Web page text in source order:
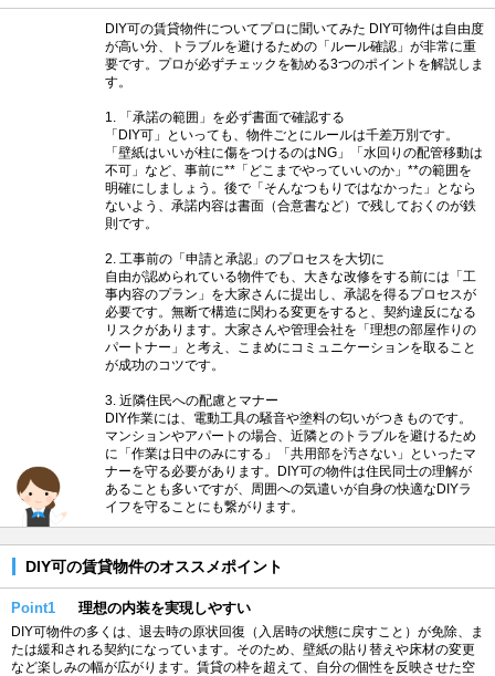
DIY可の賃貸物件についてプロに聞いてみた DIY可物件は自由度
が高い分、トラブルを避けるための「ルール確認」が非常に重
要です。プロが必ずチェックを勧める3つのポイントを解説しま
す。
1. 「承諾の範囲」を必ず書面で確認する
「DIY可」といっても、物件ごとにルールは千差万別です。
「壁紙はいいが柱に傷をつけるのはNG」「水回りの配管移動は
不可」など、事前に**「どこまでやっていいのか」**の範囲を
明確にしましょう。後で「そんなつもりではなかった」となら
ないよう、承諾内容は書面（合意書など）で残しておくのが鉄
則です。
2. 工事前の「申請と承認」のプロセスを大切に
自由が認められている物件でも、大きな改修をする前には「工
事内容のプラン」を大家さんに提出し、承認を得るプロセスが
必要です。無断で構造に関わる変更をすると、契約違反になる
リスクがあります。大家さんや管理会社を「理想の部屋作りの
パートナー」と考え、こまめにコミュニケーションを取ること
が成功のコツです。
3. 近隣住民への配慮とマナー
DIY作業には、電動工具の騒音や塗料の匂いがつきものです。
マンションやアパートの場合、近隣とのトラブルを避けるため
に「作業は日中のみにする」「共用部を汚さない」といったマ
ナーを守る必要があります。DIY可の物件は住民同士の理解が
あることも多いですが、周囲への気遣いが自身の快適なDIYラ
イフを守ることにも繋がります。
DIY可の賃貸物件のオススメポイント
Point1 理想の内装を実現しやすい
DIY可物件の多くは、退去時の原状回復（入居時の状態に戻すこと）が免除、ま
たは緩和される契約になっています。そのため、壁紙の貼り替えや床材の変更
など楽しみの幅が広がります。賃貸の枠を超えて、自分の個性を反映させた空